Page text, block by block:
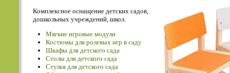
Комплексное оснащение детских садов,
дошкольных учреждений, школ.
Мягкие игровые модули
Костюмы для ролевых игр в саду
Шкафы для детского сада
Столы для детского сада
Cтулья для детского сада